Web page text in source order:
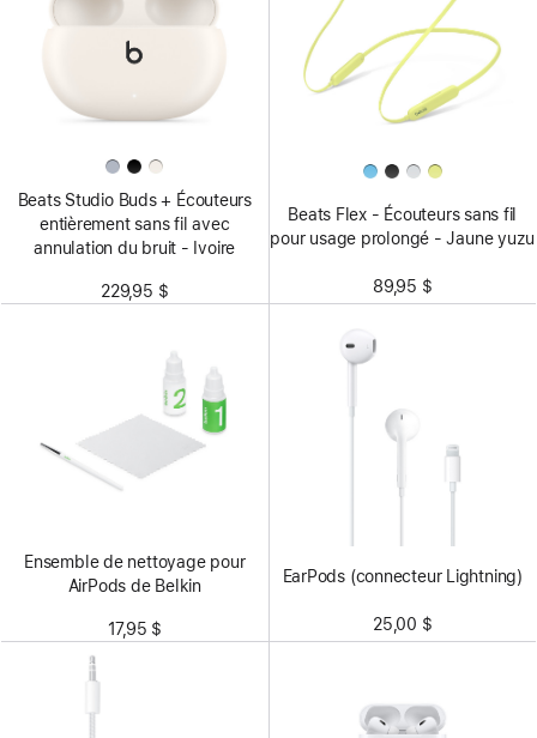
Beats Studio Buds + Écouteurs
entièrement sans fil avec
annulation du bruit - Ivoire
229,95 $
Beats Flex - Écouteurs sans fil
pour usage prolongé - Jaune yuzu
89,95 $
Ensemble de nettoyage pour
AirPods de Belkin
17,95 $
EarPods (connecteur Lightning)
25,00 $